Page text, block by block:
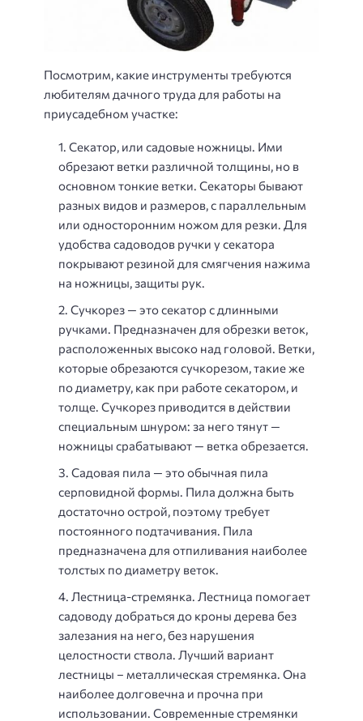
Посмотрим, какие инструменты требуются
любителям дачного труда для работы на
приусадебном участке:
Секатор, или садовые ножницы. Ими
обрезают ветки различной толщины, но в
основном тонкие ветки. Секаторы бывают
разных видов и размеров, с параллельным
или односторонним ножом для резки. Для
удобства садоводов ручки у секатора
покрывают резиной для смягчения нажима
на ножницы, защиты рук.
Сучкорез — это секатор с длинными
ручками. Предназначен для обрезки веток,
расположенных высоко над головой. Ветки,
которые обрезаются сучкорезом, такие же
по диаметру, как при работе секатором, и
толще. Сучкорез приводится в действии
специальным шнуром: за него тянут —
ножницы срабатывают — ветка обрезается.
Садовая пила — это обычная пила
серповидной формы. Пила должна быть
достаточно острой, поэтому требует
постоянного подтачивания. Пила
предназначена для отпиливания наиболее
толстых по диаметру веток.
Лестница-стремянка. Лестница помогает
садоводу добраться до кроны дерева без
залезания на него, без нарушения
целостности ствола. Лучший вариант
лестницы – металлическая стремянка. Она
наиболее долговечна и прочна при
использовании. Современные стремянки